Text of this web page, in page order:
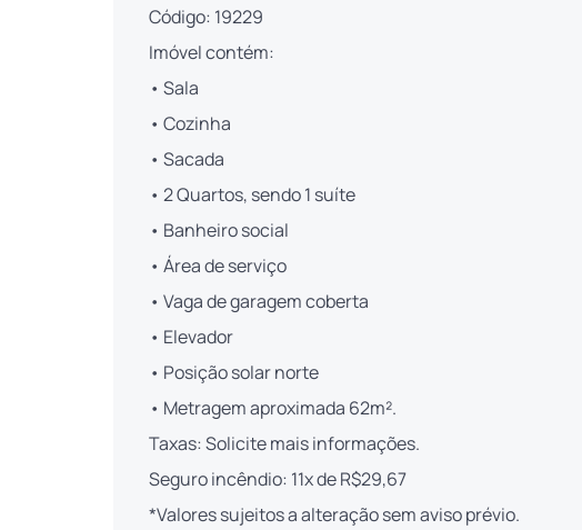
Código: 19229
Imóvel contém:
• Sala
• Cozinha
• Sacada
• 2 Quartos, sendo 1 suíte
• Banheiro social
• Área de serviço
• Vaga de garagem coberta
• Elevador
• Posição solar norte
• Metragem aproximada 62m².
Taxas: Solicite mais informações.
Seguro incêndio: 11x de R$29,67
*Valores sujeitos a alteração sem aviso prévio.